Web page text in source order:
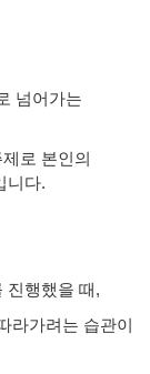
넘어가는
로 본인의
니다.
진행했을 때,
라가려는 습관이